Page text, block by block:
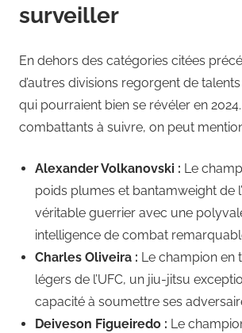
surveiller
En dehors des catégories citées
d’autres divisions regorgent de
qui pourraient bien se révéler en
combattants à suivre, on peut
Alexander Volkanovski : Le
poids plumes et bantamweight de
véritable guerrier avec une
intelligence de combat
Charles Oliveira : Le champion en
légers de l’UFC, un jiu-jitsu
capacité à soumettre ses
Deiveson Figueiredo : Le